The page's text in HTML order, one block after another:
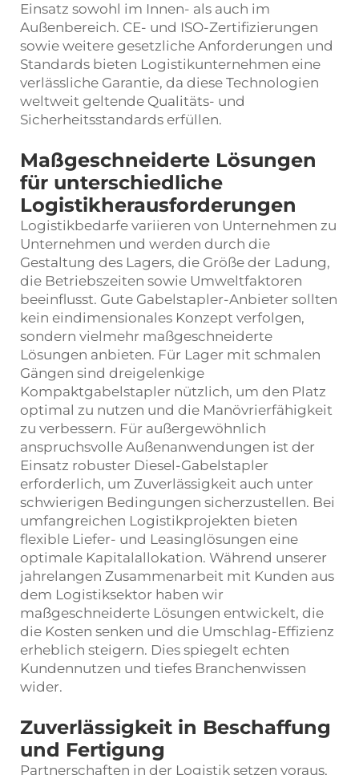
Einsatz sowohl im Innen- als auch im
Außenbereich. CE- und ISO-Zertifizierungen
sowie weitere gesetzliche Anforderungen und
Standards bieten Logistikunternehmen eine
verlässliche Garantie, da diese Technologien
weltweit geltende Qualitäts- und
Sicherheitsstandards erfüllen.
Maßgeschneiderte Lösungen
für unterschiedliche
Logistikherausforderungen
Logistikbedarfe variieren von Unternehmen zu
Unternehmen und werden durch die
Gestaltung des Lagers, die Größe der Ladung,
die Betriebszeiten sowie Umweltfaktoren
beeinflusst. Gute Gabelstapler-Anbieter sollten
kein eindimensionales Konzept verfolgen,
sondern vielmehr maßgeschneiderte
Lösungen anbieten. Für Lager mit schmalen
Gängen sind dreigelenkige
Kompaktgabelstapler nützlich, um den Platz
optimal zu nutzen und die Manövrierfähigkeit
zu verbessern. Für außergewöhnlich
anspruchsvolle Außenanwendungen ist der
Einsatz robuster Diesel-Gabelstapler
erforderlich, um Zuverlässigkeit auch unter
schwierigen Bedingungen sicherzustellen. Bei
umfangreichen Logistikprojekten bieten
flexible Liefer- und Leasinglösungen eine
optimale Kapitalallokation. Während unserer
jahrelangen Zusammenarbeit mit Kunden aus
dem Logistiksektor haben wir
maßgeschneiderte Lösungen entwickelt, die
die Kosten senken und die Umschlag-Effizienz
erheblich steigern. Dies spiegelt echten
Kundennutzen und tiefes Branchenwissen
wider.
Zuverlässigkeit in Beschaffung
und Fertigung
Partnerschaften in der Logistik setzen voraus,